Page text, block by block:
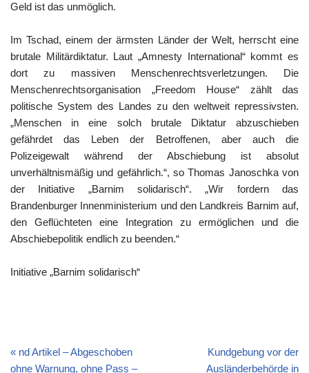
Geld ist das unmöglich.
Im Tschad, einem der ärmsten Länder der Welt, herrscht eine
brutale Militärdiktatur. Laut „Amnesty International“ kommt es
dort zu massiven Menschenrechtsverletzungen. Die
Menschenrechtsorganisation „Freedom House“ zählt das
politische System des Landes zu den weltweit repressivsten.
„Menschen in eine solch brutale Diktatur abzuschieben
gefährdet das Leben der Betroffenen, aber auch die
Polizeigewalt während der Abschiebung ist absolut
unverhältnismäßig und gefährlich.“, so Thomas Janoschka von
der Initiative „Barnim solidarisch“. „Wir fordern das
Brandenburger Innenministerium und den Landkreis Barnim auf,
den Geflüchteten eine Integration zu ermöglichen und die
Abschiebepolitik endlich zu beenden.“
Initiative „Barnim solidarisch“
nd Artikel – Abgeschoben
ohne Warnung, ohne Pass –
Kundgebung vor der
Ausländerbehörde in